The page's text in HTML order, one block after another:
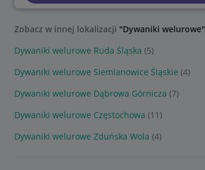
Zobacz w innej lokalizacji "Dywaniki welurowe"
Dywaniki welurowe Ruda Śląska (5)
Dywaniki welurowe Siemianowice Śląskie (4)
Dywaniki welurowe Dąbrowa Górnicza (7)
Dywaniki welurowe Częstochowa (11)
Dywaniki welurowe Zduńska Wola (4)